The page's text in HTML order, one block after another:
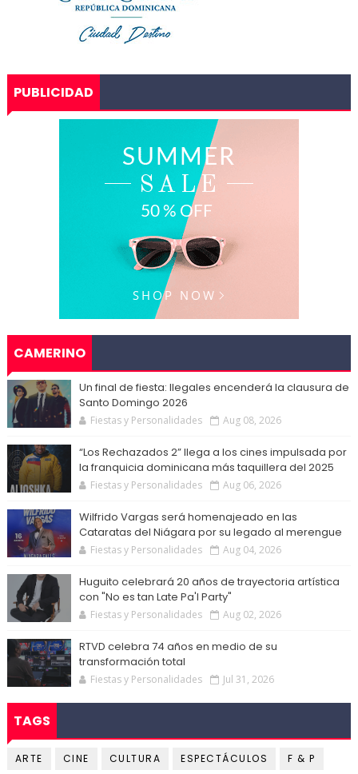
PUBLICIDAD
CAMERINO
Un final de fiesta: Ilegales encenderá la clausura de
Santo Domingo 2026
Fiestas y Personalidades Aug 08, 2026
“Los Rechazados 2” llega a los cines impulsada por
la franquicia dominicana más taquillera del 2025
Fiestas y Personalidades Aug 06, 2026
Wilfrido Vargas será homenajeado en las
Cataratas del Niágara por su legado al merengue
Fiestas y Personalidades Aug 04, 2026
Huguito celebrará 20 años de trayectoria artística
con "No es tan Late Pa'l Party"
Fiestas y Personalidades Aug 02, 2026
RTVD celebra 74 años en medio de su
transformación total
Fiestas y Personalidades Jul 31, 2026
TAGS
ARTE CINE CULTURA ESPECTÁCULOS
F & P